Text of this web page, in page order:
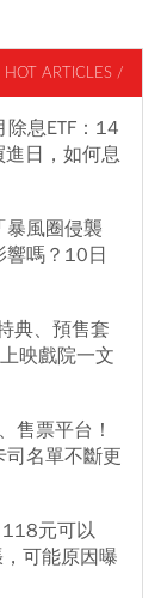
HOT ARTICLES /
息ETF：14
日，如何息
暴風圈侵襲
嗎？10日
典、預售套
映戲院一文
售票平台！
名單不斷更
元可以
可能原因曝